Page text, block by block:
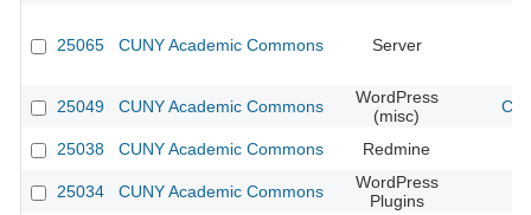
25065 CUNY Academic Commons Server
25049 CUNY Academic Commons
WordPress
(misc)
25038 CUNY Academic Commons Redmine
25034 CUNY Academic Commons
WordPress
Plugins